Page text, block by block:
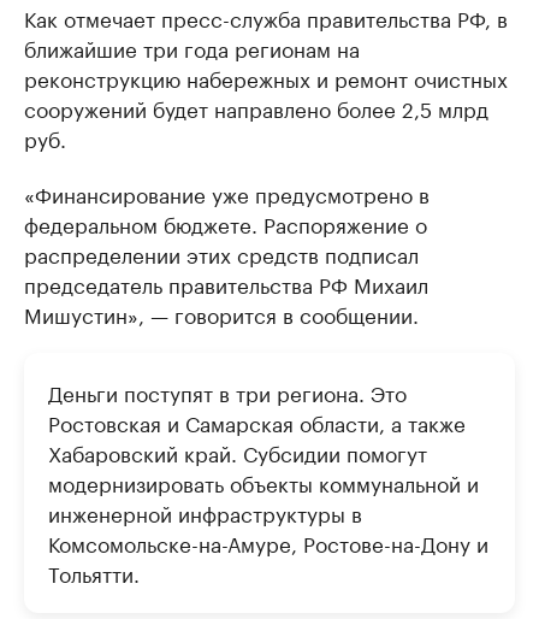
Как отмечает пресс-служба правительства РФ, в
ближайшие три года регионам на
реконструкцию набережных и ремонт очистных
сооружений будет направлено более 2,5 млрд
руб.
«Финансирование уже предусмотрено в
федеральном бюджете. Распоряжение о
распределении этих средств подписал
председатель правительства РФ Михаил
Мишустин», — говорится в сообщении.
Деньги поступят в три региона. Это
Ростовская и Самарская области, а также
Хабаровский край. Субсидии помогут
модернизировать объекты коммунальной и
инженерной инфраструктуры в
Комсомольске-на-Амуре, Ростове-на-Дону и
Тольятти.